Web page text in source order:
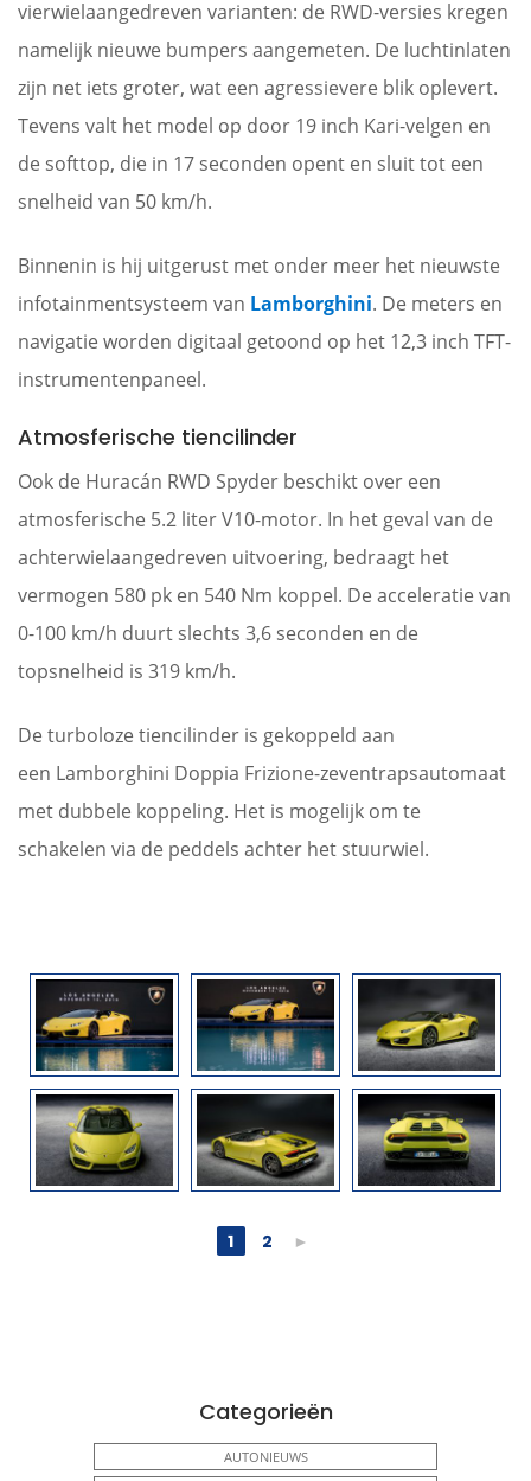
vierwielaangedreven varianten: de RWD-versies kregen
namelijk nieuwe bumpers aangemeten. De luchtinlaten
zijn net iets groter, wat een agressievere blik oplevert.
Tevens valt het model op door 19 inch Kari-velgen en
de softtop, die in 17 seconden opent en sluit tot een
snelheid van 50 km/h.
Binnenin is hij uitgerust met onder meer het nieuwste
infotainmentsysteem van Lamborghini. De meters en
navigatie worden digitaal getoond op het 12,3 inch TFT-
instrumentenpaneel.
Atmosferische tiencilinder
Ook de Huracán RWD Spyder beschikt over een
atmosferische 5.2 liter V10-motor. In het geval van de
achterwielaangedreven uitvoering, bedraagt het
vermogen 580 pk en 540 Nm koppel. De acceleratie van
0-100 km/h duurt slechts 3,6 seconden en de
topsnelheid is 319 km/h.
De turboloze tiencilinder is gekoppeld aan
een Lamborghini Doppia Frizione-zeventrapsautomaat
met dubbele koppeling. Het is mogelijk om te
schakelen via de peddels achter het stuurwiel.
1 2 ►
Categorieën
AUTONIEUWS